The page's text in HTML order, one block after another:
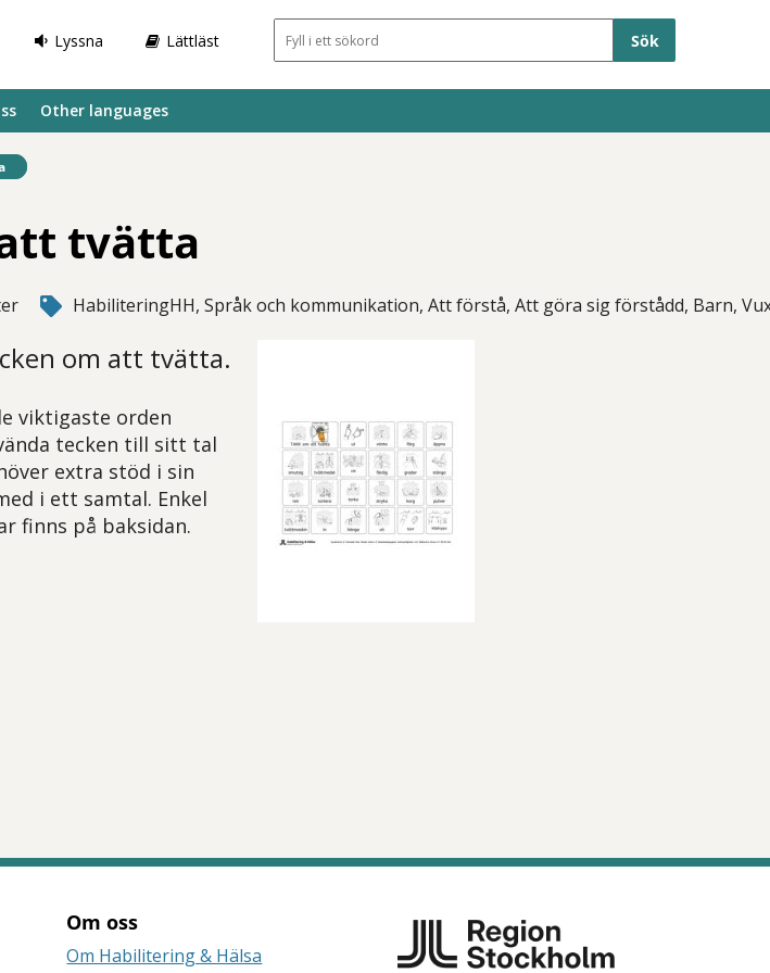
Lyssna Lättläst Sökfält
Other languages
tvätta
HabiliteringHH, Språk och kommunikation, Att förstå, Att göra sig förstådd, Barn,
om att tvätta.
viktigaste orden
tecken till sitt tal
extra stöd i sin
i ett samtal. Enkel
finns på baksidan.
Om oss
Om Habilitering & Hälsa